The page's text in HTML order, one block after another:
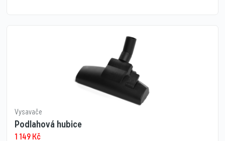
Vysavače
Podlahová hubice
1 149Kč